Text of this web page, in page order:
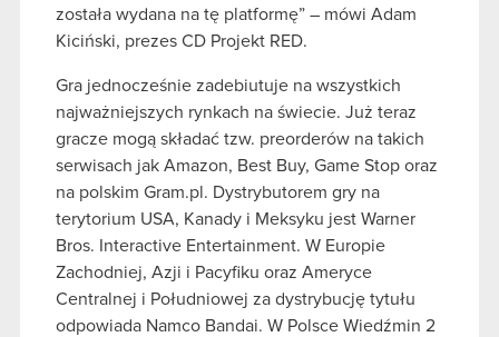
została wydana na tę platformę” – mówi Adam
Kiciński, prezes CD Projekt RED.
Gra jednocześnie zadebiutuje na wszystkich
najważniejszych rynkach na świecie. Już teraz
gracze mogą składać tzw. preorderów na takich
serwisach jak Amazon, Best Buy, Game Stop oraz
na polskim Gram.pl. Dystrybutorem gry na
terytorium USA, Kanady i Meksyku jest Warner
Bros. Interactive Entertainment. W Europie
Zachodniej, Azji i Pacyfiku oraz Ameryce
Centralnej i Południowej za dystrybucję tytułu
odpowiada Namco Bandai. W Polsce Wiedźmin 2